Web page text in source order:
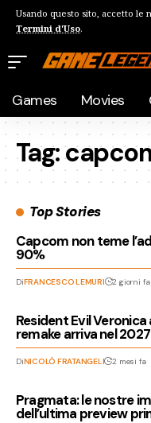
Usando questo sito, accetto le
Termini d'Uso.
Games Movies
Tag:
Top Stories
Capcom non teme
90%
DiFRANCESCO LEMURI 2 giorni fa
Resident Evil
remake arriva nel 2027
DiNICOLÒ FRATANGELI 2 mesi fa
Pragmata: le nostre
dell’ultima preview